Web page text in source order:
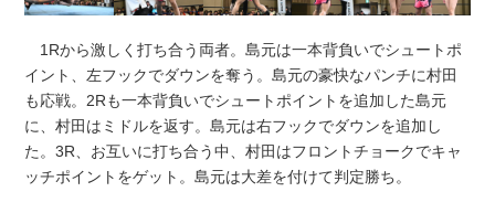
1Rから激しく打ち合う両者。島元は一本背負いでシュートポ
イント、左フックでダウンを奪う。島元の豪快なパンチに村田
も応戦。2Rも一本背負いでシュートポイントを追加した島元
に、村田はミドルを返す。島元は右フックでダウンを追加し
た。3R、お互いに打ち合う中、村田はフロントチョークでキャ
ッチポイントをゲット。島元は大差を付けて判定勝ち。